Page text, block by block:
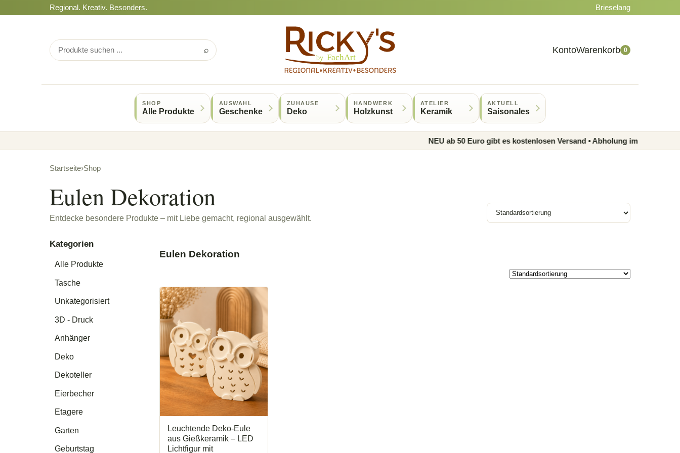
Regional. Kreativ. Besonders. Brieselang
⌕ KontoWarenkorb 0
SHOP
Alle Produkte
AUSWAHL
Geschenke
ZUHAUSE
Deko
HANDWERK
Holzkunst
ATELIER
Keramik
AKTUELL
Saisonales
NEU ab 50 Euro gibt es kostenlosen Versand • Abholung im Laden möglich
Startseite›Shop
Eulen Dekoration
Entdecke besondere Produkte – mit Liebe gemacht, regional ausgewählt.
Kategorien
Alle Produkte
Tasche
Unkategorisiert
3D - Druck
Anhänger
Deko
Dekoteller
Eierbecher
Etagere
Garten
Geburtstag
Eulen Dekoration
Leuchtende Deko-Eule
aus Gießkeramik – LED
Lichtfigur mit
Dieses
Produkt
weist
mehrere
Varianten
auf.
Die
Optionen
können
der
Produktseite
gewählt
werden